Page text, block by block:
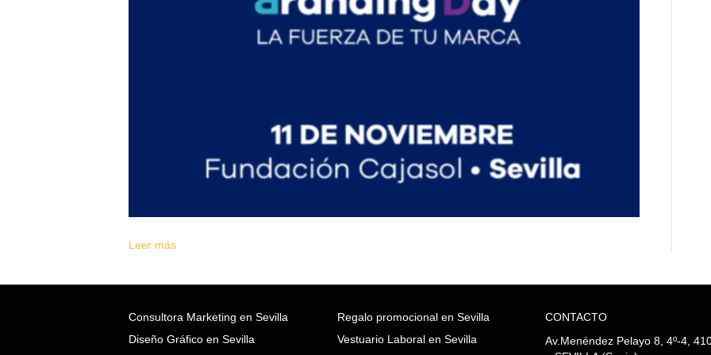
Leer más
Consultora Marketing en Sevilla
Diseño Gráfico en Sevilla
Regalo promocional en Sevilla
Vestuario Laboral en Sevilla
CONTACTO
Av.Menéndez Pelayo 8, 4º-4,